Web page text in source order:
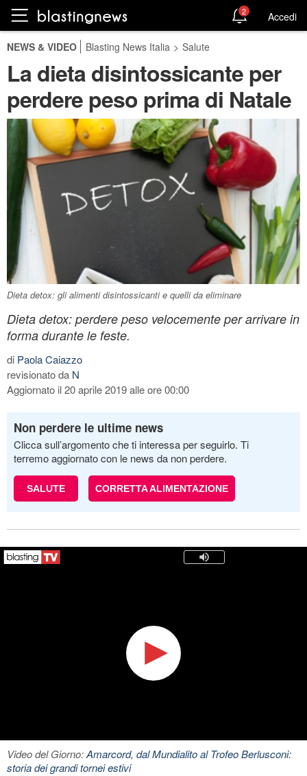
2 Accedi
NEWS & VIDEO Blasting News Italia > Salute
La dieta disintossicante per
perdere peso prima di Natale
Dieta detox: gli alimenti disintossicanti e quelli da eliminare
Dieta detox: perdere peso velocemente per arrivare in
forma durante le feste.
di Paola Caiazzo
revisionato da N
Aggiornato il 20 aprile 2019 alle ore 00:00
Non perdere le ultime news
Clicca sull’argomento che ti interessa per seguirlo. Ti
terremo aggiornato con le news da non perdere.
SALUTE CORRETTA ALIMENTAZIONE
Video del Giorno:Amarcord, dal Mundialito al Trofeo Berlusconi:
storia dei grandi tornei estivi